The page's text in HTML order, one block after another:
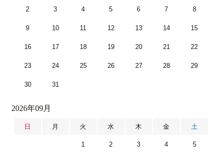
2 3 4 5 6 7 8
9 10 11 12 13 14 15
16 17 18 19 20 21 22
23 24 25 26 27 28 29
30 31
2026年09月
日 月 火 水 木 金 土
1 2 3 4 5